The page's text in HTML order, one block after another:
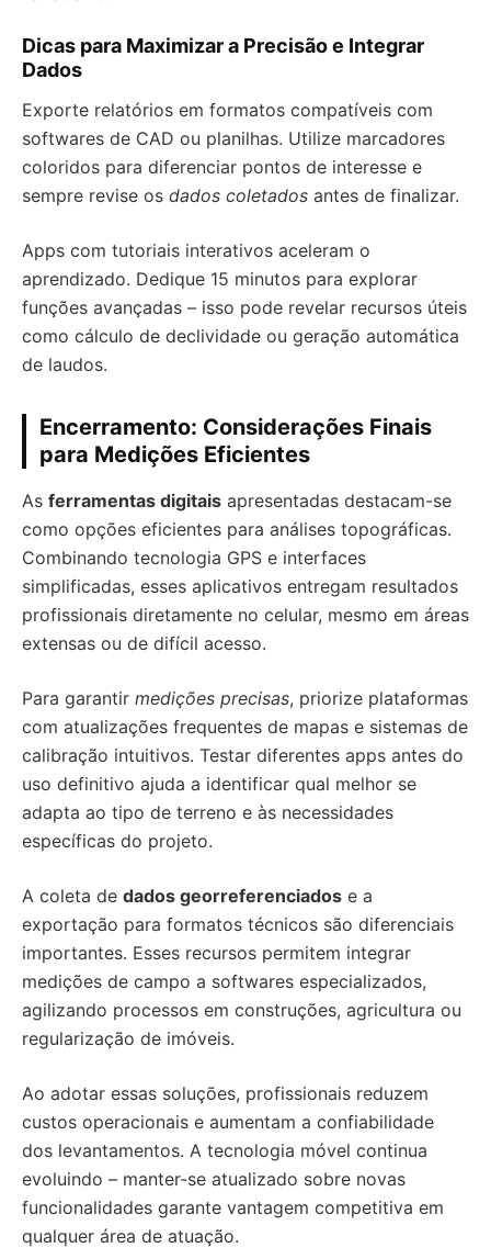
Dicas para Maximizar a Precisão e Integrar
Dados
Exporte relatórios em formatos compatíveis com
softwares de CAD ou planilhas. Utilize marcadores
coloridos para diferenciar pontos de interesse e
sempre revise os dados coletados antes de finalizar.
Apps com tutoriais interativos aceleram o
aprendizado. Dedique 15 minutos para explorar
funções avançadas – isso pode revelar recursos úteis
como cálculo de declividade ou geração automática
de laudos.
Encerramento: Considerações Finais
para Medições Eficientes
As ferramentas digitais apresentadas destacam-se
como opções eficientes para análises topográficas.
Combinando tecnologia GPS e interfaces
simplificadas, esses aplicativos entregam resultados
profissionais diretamente no celular, mesmo em áreas
extensas ou de difícil acesso.
Para garantir medições precisas, priorize plataformas
com atualizações frequentes de mapas e sistemas de
calibração intuitivos. Testar diferentes apps antes do
uso definitivo ajuda a identificar qual melhor se
adapta ao tipo de terreno e às necessidades
específicas do projeto.
A coleta de dados georreferenciados e a
exportação para formatos técnicos são diferenciais
importantes. Esses recursos permitem integrar
medições de campo a softwares especializados,
agilizando processos em construções, agricultura ou
regularização de imóveis.
Ao adotar essas soluções, profissionais reduzem
custos operacionais e aumentam a confiabilidade
dos levantamentos. A tecnologia móvel continua
evoluindo – manter-se atualizado sobre novas
funcionalidades garante vantagem competitiva em
qualquer área de atuação.